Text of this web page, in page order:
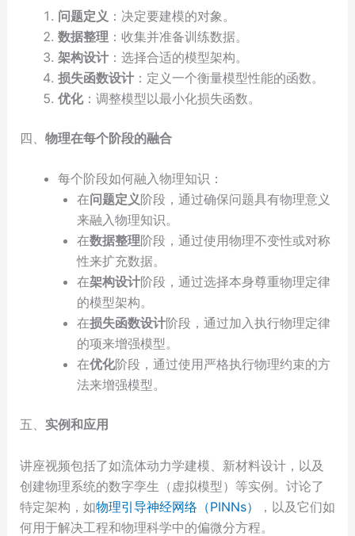
问题定义 ：决定要建模的对象。
数据整理 ：收集并准备训练数据。
架构设计：选择合适的模型架构。
损失函数设计：定义一个衡量模型性能的函数。
优化：调整模型以最小化损失函数。
四、 物理在每个阶段的融合
每个阶段如何融入物理知识：
在问题定义阶段，通过确保问题具有物理意义
来融入物理知识。
在数据整理阶段，通过使用物理不变性或对称
性来扩充数据。
在架构设计阶段，通过选择本身尊重物理定律
的模型架构。
在损失函数设计阶段，通过加入执行物理定律
的项来增强模型。
在优化阶段，通过使用严格执行物理约束的方
法来增强模型。
五、 实例和应用
讲座视频包括了如流体动力学建模、新材料设计，以及
创建物理系统的数字孪生（虚拟模型）等实例。讨论了
特定架构，如物理引导神经网络（PINNs）
，以及它们如
何用于解决工程和物理科学中的偏微分方程。